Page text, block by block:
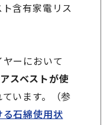
含有家電リス
ーにおいて
スベストが使
います。（参
石綿使用状